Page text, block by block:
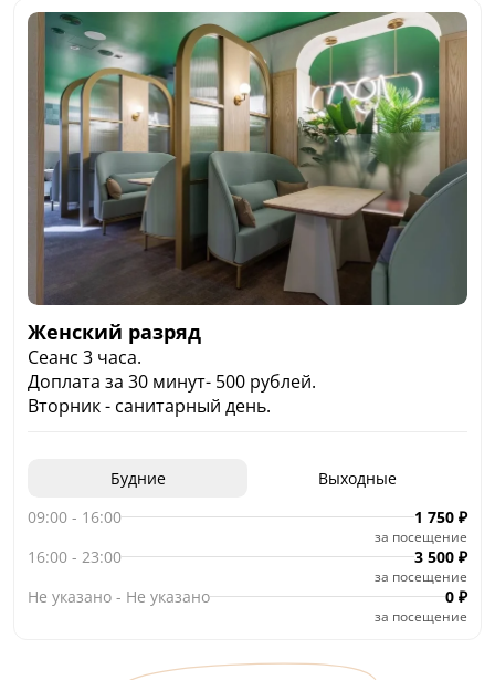
Женский разряд
Сеанс 3 часа.
Доплата за 30 минут- 500 рублей.
Вторник - санитарный день.
Будние
Выходные
09:00 - 16:00 1 750 ₽
за посещение
16:00 - 23:00 3 500 ₽
за посещение
Не указано - Не указано 0 ₽
за посещение